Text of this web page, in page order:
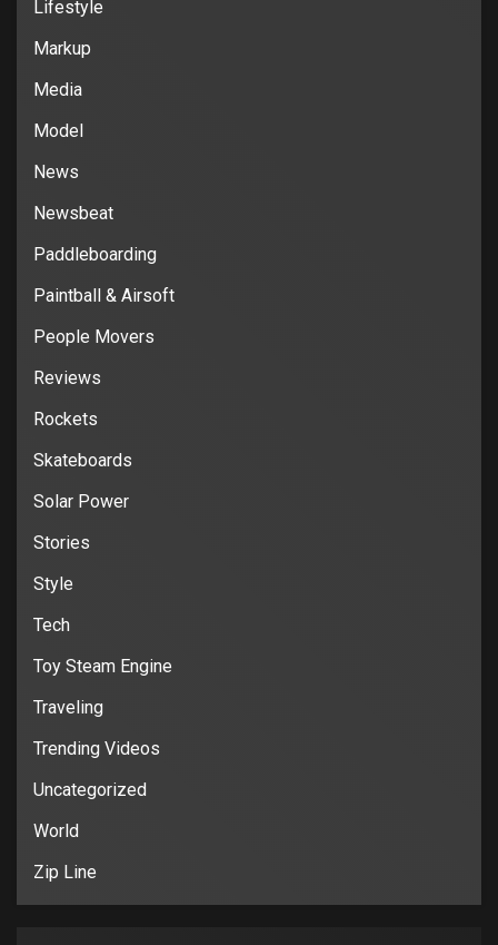
Lifestyle
Markup
Media
Model
News
Newsbeat
Paddleboarding
Paintball & Airsoft
People Movers
Reviews
Rockets
Skateboards
Solar Power
Stories
Style
Tech
Toy Steam Engine
Traveling
Trending Videos
Uncategorized
World
Zip Line